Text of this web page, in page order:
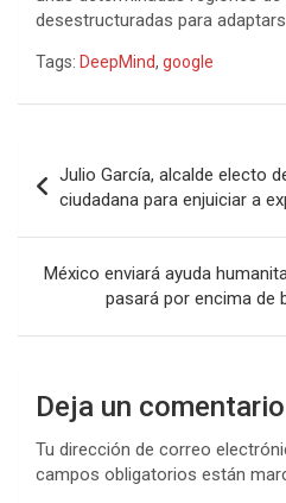
desestructuradas para
Tags: DeepMind, google
de
entradas
Julio García, alcalde electo
ciudadana para enjuiciar a
México enviará ayuda
pasará por encima de
Deja un comentario
Tu dirección de correo
campos obligatorios están